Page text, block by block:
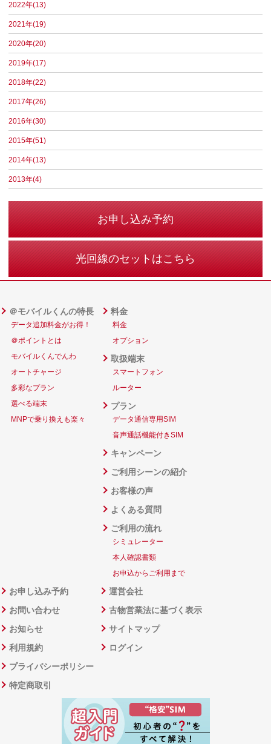
2022年(13)
2021年(19)
2020年(20)
2019年(17)
2018年(22)
2017年(26)
2016年(30)
2015年(51)
2014年(13)
2013年(4)
お申し込み予約
光回線のセットはこちら
＠モバイルくんの特長
データ追加料金がお得！
＠ポイントとは
モバイルくんでんわ
オートチャージ
多彩なプラン
選べる端末
MNPで乗り換えも楽々
料金
料金
オプション
取扱端末
スマートフォン
ルーター
プラン
データ通信専用SIM
音声通話機能付きSIM
キャンペーン
ご利用シーンの紹介
お客様の声
よくある質問
ご利用の流れ
シミュレーター
本人確認書類
お申込からご利用まで
お申し込み予約
お問い合わせ
お知らせ
利用規約
プライバシーポリシー
特定商取引
運営会社
古物営業法に基づく表示
サイトマップ
ログイン